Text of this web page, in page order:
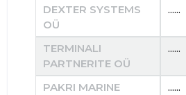
DEXTER SYSTEMS
OÜ
......
TERMINALI
PARTNERITE OÜ
......
PAKRI MARINE
......